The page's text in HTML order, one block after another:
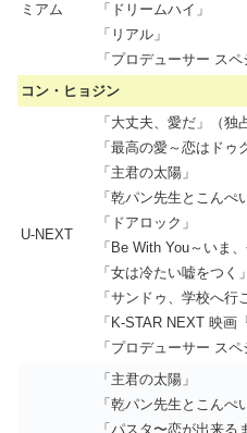
ミアム
「ドリームハイ」
「リアル」
「プロデューサー スペ
コン・ヒョジン
U-NEXT
「大丈夫、愛だ」（独
「最高の愛～恋はドゥ
「主君の太陽」
「乾パン先生とこんぺ
「ドアロック」
「Be With You～いま
「女は冷たい嘘をつく」
「サンドゥ、学校へ行
「K-STAR NEXT 映画
「プロデューサー ス
「主君の太陽」
「乾パン先生とこんぺ
「パスタ〜恋が出来る